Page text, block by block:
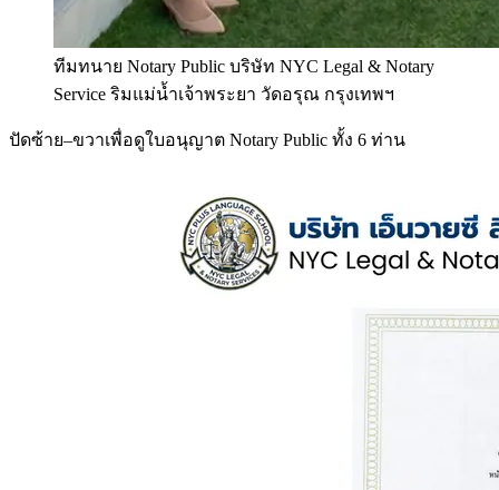
ทีมทนาย Notary Public บริษัท NYC Legal & Notary
Service ริมแม่น้ำเจ้าพระยา วัดอรุณ กรุงเทพฯ
ปัดซ้าย–ขวาเพื่อดูใบอนุญาต Notary Public ทั้ง 6 ท่าน